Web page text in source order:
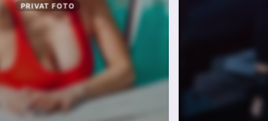
PRIVAT FOTO